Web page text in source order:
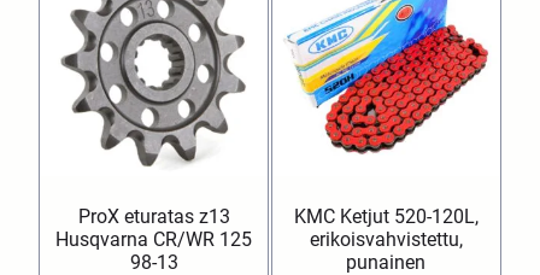
ProX eturatas z13
Husqvarna CR/WR 125
98-13
KMC Ketjut 520-120L,
erikoisvahvistettu,
punainen